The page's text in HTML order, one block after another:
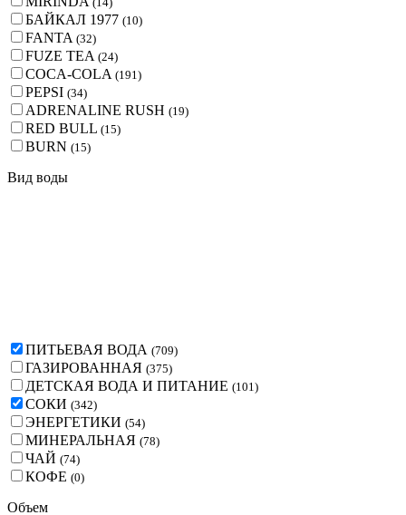
БАЙКАЛ 1977 (10)
FANTA (32)
FUZE TEA (24)
COCA-COLA (191 )
PEPSI (34)
ADRENALINE RUSH (19)
RED BULL (15)
BURN (15)
Вид воды
ПИТЬЕВАЯ ВОДА (709)
ГАЗИРОВАННАЯ (375)
ДЕТСКАЯ ВОДА И ПИТАНИЕ (101 )
СОКИ (342)
ЭНЕРГЕТИКИ (54)
МИНЕРАЛЬНАЯ (78)
ЧАЙ (74)
КОФЕ (0)
Объем